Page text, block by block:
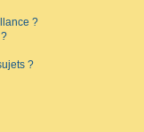
?
?